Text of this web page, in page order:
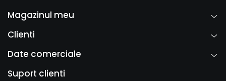
Magazinul meu
Clienti
Date comerciale
Suport clienti